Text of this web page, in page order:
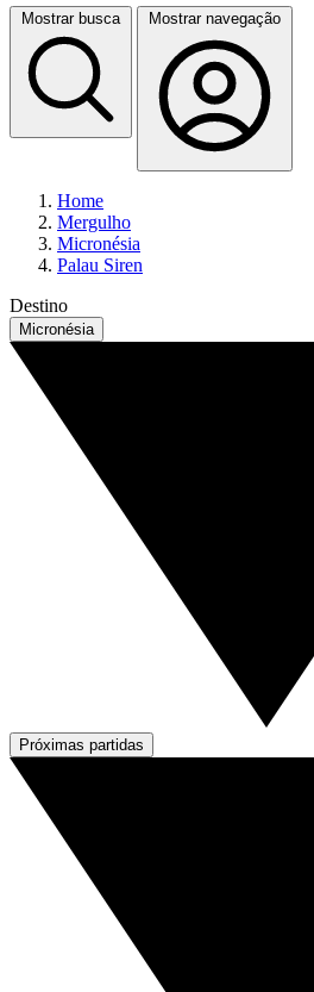
Mostrar busca Mostrar navegação
Home
Mergulho
Micronésia
Palau Siren
Destino
Micronésia
Próximas partidas